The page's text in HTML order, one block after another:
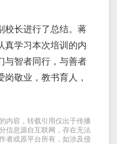
校长进行了总结。蒋
真学习本次培训的内
与智者同行，与善者
岗敬业，教书育人，
内容，转载引用仅出于传播
信息源自互联网，存在无法
者或原平台所有，如涉及侵